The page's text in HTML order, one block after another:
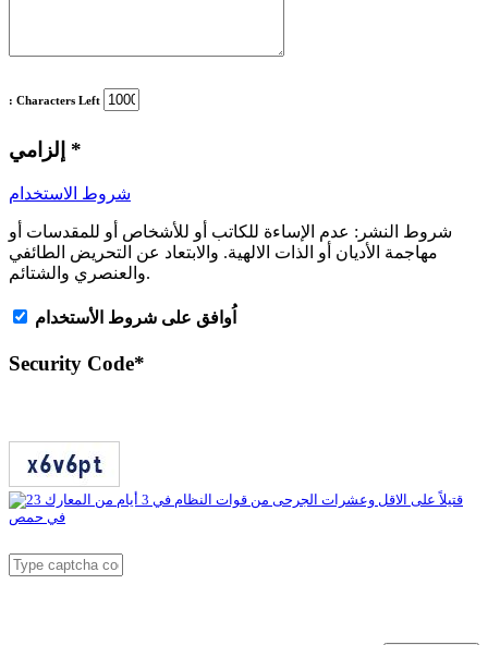
: Characters Left
*
شروط الاستخدام
شروط النشر: عدم الإساءة للكاتب أو للأشخاص أو للمقدسات أو
مهاجمة الأديان أو الذات الالهية. والابتعاد عن التحريض الطائفي
والعنصري والشتائم.
اُوافق على شروط الأستخدام
Security Code*